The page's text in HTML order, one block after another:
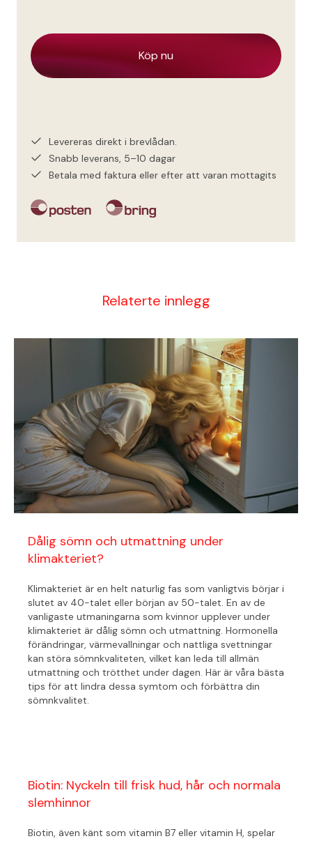
Levereras direkt i brevlådan.
Snabb leverans, 5–10 dagar
Betala med faktura eller efter att varan mottagits
Relaterte innlegg
Dålig sömn och utmattning under
klimakteriet?
Klimakteriet är en helt naturlig fas som vanligtvis börjar i
slutet av 40-talet eller början av 50-talet. En av de
vanligaste utmaningarna som kvinnor upplever under
klimakteriet är dålig sömn och utmattning. Hormonella
förändringar, värmevallningar och nattliga svettningar
kan störa sömnkvaliteten, vilket kan leda till allmän
utmattning och trötthet under dagen. Här är våra bästa
tips för att lindra dessa symtom och förbättra din
sömnkvalitet.
Biotin: Nyckeln till frisk hud, hår och normala
slemhinnor
Biotin, även känt som vitamin B7 eller vitamin H, spelar